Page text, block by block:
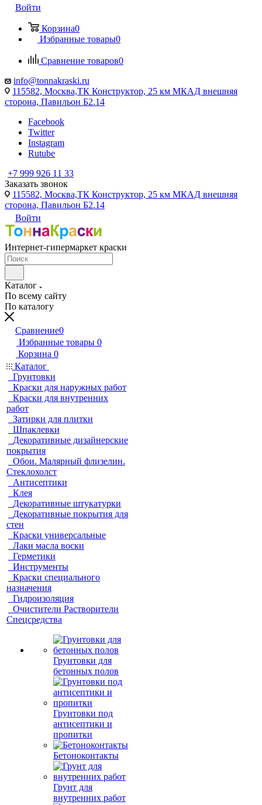
Войти
Корзина0
Избранные товары0
Сравнение товаров0
info@tonnakraski.ru
115582, Москва,ТК Конструктор, 25 км МКАД внешняя
сторона, Павильон Б2.14
Facebook
Twitter
Instagram
Rutube
+7 999 926 11 33
Заказать звонок
115582, Москва,ТК Конструктор, 25 км МКАД внешняя
сторона, Павильон Б2.14
Войти
Интернет-гипермаркет краски
Каталог
По всему сайту
По каталогу
Сравнение0
Избранные товары 0
Корзина 0
Каталог
Грунтовки
Краски для наружных работ
Краски для внутренних
работ
Затирки для плитки
Шпаклевки
Декоративные дизайнерские
покрытия
Обои. Малярный флизелин.
Стеклохолст
Антисептики
Клея
Декоративные штукатурки
Декоративные покрытия для
стен
Краски универсальные
Лаки масла воски
Герметики
Инструменты
Краски специального
назначения
Гидроизоляция
Очистители Растворители
Спецсредства
Грунтовки для
бетонных полов
Грунтовки под
антисептики и
пропитки
Бетоноконтакты
Грунт для
внутренних работ